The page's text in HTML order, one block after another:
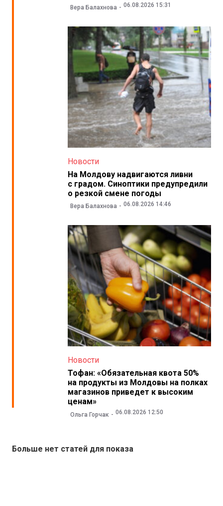
Вера Балахнова 06.08.2026 15:31
Новости
На Молдову надвигаются ливни
с градом. Синоптики предупредили
о резкой смене погоды
Вера Балахнова 06.08.2026 14:46
Новости
Тофан: «Обязательная квота 50%
на продукты из Молдовы на полках
магазинов приведет к высоким
ценам»
Ольга Горчак 06.08.2026 12:50
Больше нет статей для показа